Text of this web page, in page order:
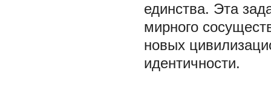
единства. Эта
мирного
новых
идентичности.